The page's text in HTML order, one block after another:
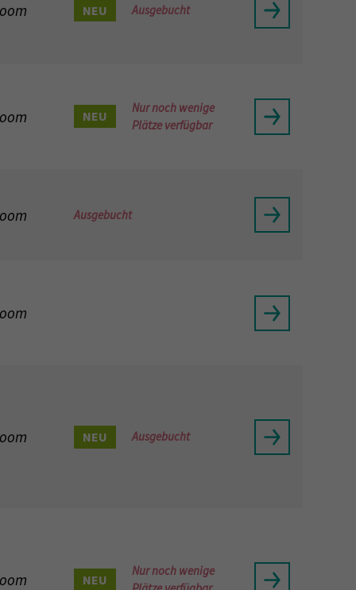
NEU Ausgebucht
NEU
Nur noch wenige
Plätze verfügbar
Ausgebucht
NEU Ausgebucht
NEU
Nur noch wenige